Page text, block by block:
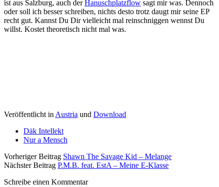
ist aus Salzburg, auch derHanuschplatzflow sagt mir was. Dennoch
oder soll ich besser schreiben, nichts desto trotz daugt mir seine EP
recht gut. Kannst Du Dir vielleicht mal reinschniggen wennst Du
willst. Kostet theoretisch nicht mal was.
Veröffentlicht inAustria und Download
Däk Intellekt
Nur a Mensch
Vorheriger Beitrag Shawn The Savage Kid – Melange
Nächster Beitrag P.M.B. feat. EstA – Meine E-Klasse
Schreibe einen Kommentar